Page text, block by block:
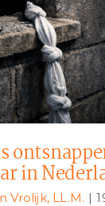
ontsnappen:
in
in
Vrolijk, LL.M. |